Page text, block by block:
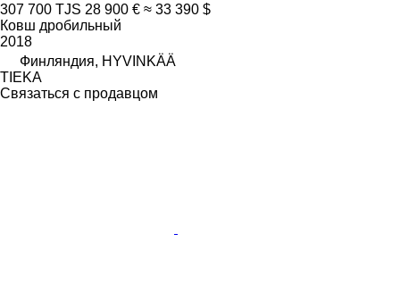
307 700 TJS 28 900 € ≈ 33 390 $
Ковш дробильный
2018
Финляндия, HYVINKÄÄ
TIEKA
Связаться с продавцом